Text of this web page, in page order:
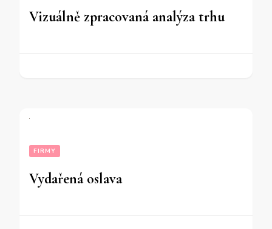
Vizuálně zpracovaná analýza trhu
FIRMY
Vydařená oslava